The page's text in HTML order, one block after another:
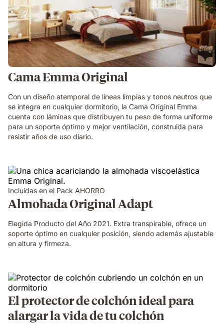
Cama Emma Original
Con un diseño atemporal de líneas limpias y tonos neutros que
se integra en cualquier dormitorio, la Cama Original Emma
cuenta con láminas que distribuyen tu peso de forma uniforme
para un soporte óptimo y mejor ventilación, construida para
resistir años de uso diario.
Incluidas en el Pack AHORRO
Almohada Original Adapt
Elegida Producto del Año 2021. Extra transpirable, ofrece un
soporte óptimo en cualquier posición, siendo además ajustable
en altura y firmeza.
El protector de colchón ideal para
alargar la vida de tu colchón